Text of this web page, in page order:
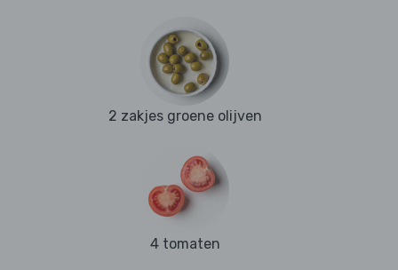
2 zakjes groene olijven
4 tomaten